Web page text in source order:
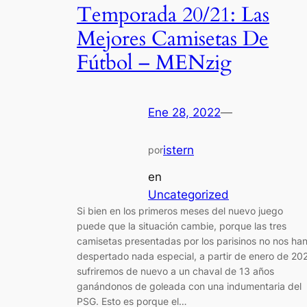
Temporada 20/21: Las
Mejores Camisetas De
Fútbol – MENzig
Ene 28, 2022—
poristern
en
Uncategorized
Si bien en los primeros meses del nuevo juego
puede que la situación cambie, porque las tres
camisetas presentadas por los parisinos no nos han
despertado nada especial, a partir de enero de
sufriremos de nuevo a un chaval de 13 años
ganándonos de goleada con una indumentaria del
PSG. Esto es porque el…